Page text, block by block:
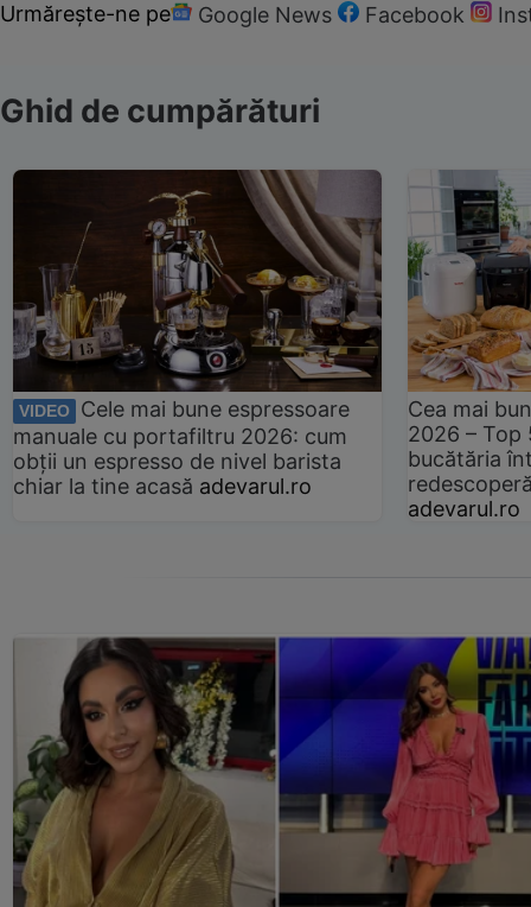
Urmărește-ne pe Google News Facebook
Ghid de cumpărături
VIDEO
Cele mai bune espressoare
manuale cu portafiltru 2026: cum
obții un espresso de nivel barista
chiar la tine acasă adevarul.ro
Cea mai
2026 –
bucătăria
adevarul.ro